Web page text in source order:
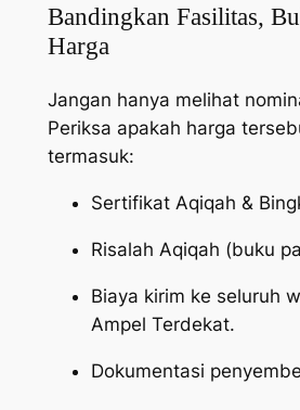
Bandingkan Fasilitas,
Harga
Jangan hanya melihat
Periksa apakah harga
termasuk:
Sertifikat Aqiqah &
Risalah Aqiqah (buku
Biaya kirim ke seluruh
Ampel Terdekat.
Dokumentasi